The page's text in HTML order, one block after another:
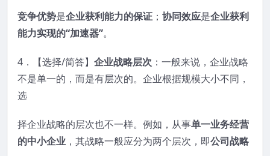
竞争优势是企业获利能力的保证 ； 协同效应是企业获利
能力实现的“加速器”。
4．【选择/简答】 企业战略层次 ：一般来说，企业战略
不是单一的，而是有层次的。企业根据规模大小不同，
选
择企业战略的层次也不一样。例如，从事单一业务经营
的中小企业 ，其战略一般应分为两个层次，即公司战略